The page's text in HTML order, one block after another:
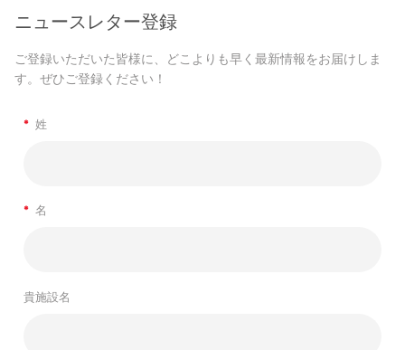
ニュースレター登録
ご登録いただいた皆様に、どこよりも早く最新情報をお届けしま
す。ぜひご登録ください！
* 姓
* 名
貴施設名